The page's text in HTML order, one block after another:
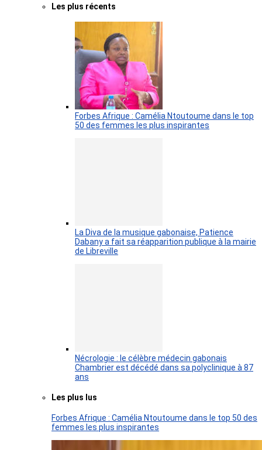
Les plus récents
Forbes Afrique : Camélia Ntoutoume dans le top
50 des femmes les plus inspirantes
La Diva de la musique gabonaise, Patience
Dabany a fait sa réapparition publique à la mairie
de Libreville
Nécrologie : le célèbre médecin gabonais
Chambrier est décédé dans sa polyclinique à 87
ans
Les plus lus
Forbes Afrique : Camélia Ntoutoume dans le top 50 des
femmes les plus inspirantes